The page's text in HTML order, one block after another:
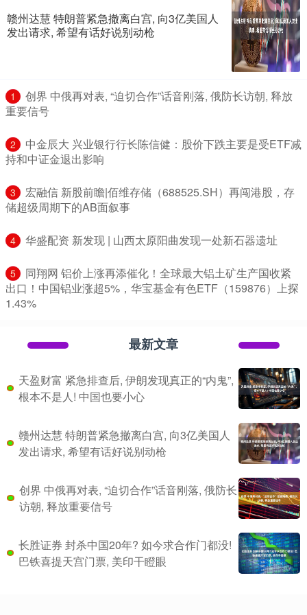
赣州达慧 特朗普紧急撤离白宫, 向3亿美国人
发出请求, 希望有话好说别动枪
1
​创界 中俄再对表, “迫切合作”话音刚落, 俄防长访朝, 释放
重要信号
2
​中金辰大 兴业银行行长陈信健：股价下跌主要是受ETF减
持和中证金退出影响
3
​宏融信 新股前瞻|佰维存储（688525.SH）再闯港股，存
储超级周期下的AB面叙事
4 ​华盛配资 新发现 | 山西太原阳曲发现一处新石器遗址
5
​同翔网 铝价上涨再添催化！全球最大铝土矿生产国收紧
出口！中国铝业涨超5%，华宝基金有色ETF（159876）上探
1.43%
最新文章
天盈财富 紧急排查后, 伊朗发现真正的“内鬼”,
根本不是人! 中国也要小心
赣州达慧 特朗普紧急撤离白宫, 向3亿美国人
发出请求, 希望有话好说别动枪
创界 中俄再对表, “迫切合作”话音刚落, 俄防长
访朝, 释放重要信号
长胜证券 封杀中国20年? 如今求合作门都没!
巴铁喜提天宫门票, 美印干瞪眼